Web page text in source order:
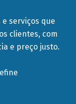
serviços que
clientes, com
e preço justo.